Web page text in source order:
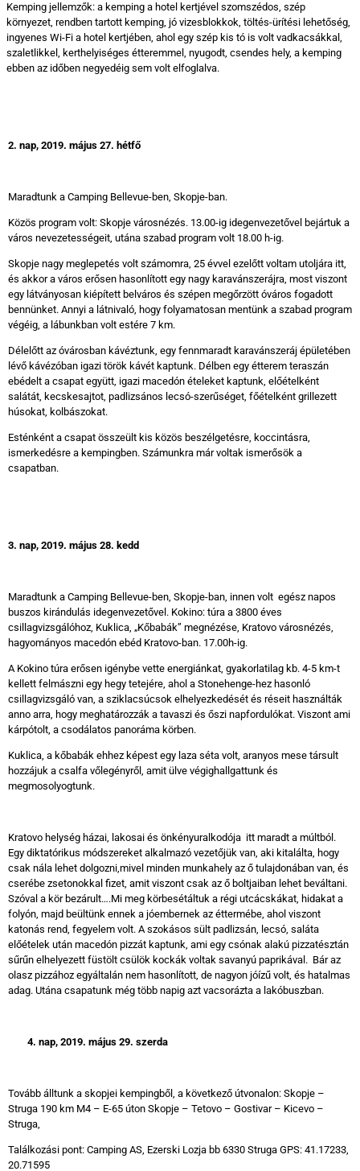
Kemping jellemzők: a kemping a hotel kertjével szomszédos, szép
környezet, rendben tartott kemping, jó vizesblokkok, töltés-ürítési lehetőség,
ingyenes Wi-Fi a hotel kertjében, ahol egy szép kis tó is volt vadkacsákkal,
szaletlikkel, kerthelyiséges étteremmel, nyugodt, csendes hely, a kemping
ebben az időben negyedéig sem volt elfoglalva.
2. nap, 2019. május 27. hétfő
Maradtunk a Camping Bellevue-ben, Skopje-ban.
Közös program volt: Skopje városnézés. 13.00-ig idegenvezetővel bejártuk a
város nevezetességeit, utána szabad program volt 18.00 h-ig.
Skopje nagy meglepetés volt számomra, 25 évvel ezelőtt voltam utoljára itt,
és akkor a város erősen hasonlított egy nagy karavánszerájra, most viszont
egy látványosan kiépített belváros és szépen megőrzött óváros fogadott
bennünket. Annyi a látnivaló, hogy folyamatosan mentünk a szabad program
végéig, a lábunkban volt estére 7 km.
Délelőtt az óvárosban kávéztunk, egy fennmaradt karavánszeráj épületében
lévő kávézóban igazi török kávét kaptunk. Délben egy étterem teraszán
ebédelt a csapat együtt, igazi macedón ételeket kaptunk, előételként
salátát, kecskesajtot, padlizsános lecsó-szerűséget, főételként grillezett
húsokat, kolbászokat.
Esténként a csapat összeült kis közös beszélgetésre, koccintásra,
ismerkedésre a kempingben. Számunkra már voltak ismerősök a
csapatban.
3. nap, 2019. május 28. kedd
Maradtunk a Camping Bellevue-ben, Skopje-ban, innen volt egész napos
buszos kirándulás idegenvezetővel. Kokino: túra a 3800 éves
csillagvizsgálóhoz, Kuklica, „Kőbabák” megnézése, Kratovo városnézés,
hagyományos macedón ebéd Kratovo-ban. 17.00h-ig.
A Kokino túra erősen igénybe vette energiánkat, gyakorlatilag kb. 4-5 km-t
kellett felmászni egy hegy tetejére, ahol a Stonehenge-hez hasonló
csillagvizsgáló van, a sziklacsúcsok elhelyezkedését és réseit használták
anno arra, hogy meghatározzák a tavaszi és őszi napfordulókat. Viszont ami
kárpótolt, a csodálatos panoráma körben.
Kuklica, a kőbabák ehhez képest egy laza séta volt, aranyos mese társult
hozzájuk a csalfa vőlegényről, amit ülve végighallgattunk és
megmosolyogtunk.
Kratovo helység házai, lakosai és önkényuralkodója itt maradt a múltból.
Egy diktatórikus módszereket alkalmazó vezetőjük van, aki kitalálta, hogy
csak nála lehet dolgozni,mivel minden munkahely az ő tulajdonában van, és
cserébe zsetonokkal fizet, amit viszont csak az ő boltjaiban lehet beváltani.
Szóval a kör bezárult….Mi meg körbesétáltuk a régi utcácskákat, hidakat a
folyón, majd beültünk ennek a jóembernek az éttermébe, ahol viszont
katonás rend, fegyelem volt. A szokásos sült padlizsán, lecsó, saláta
előételek után macedón pizzát kaptunk, ami egy csónak alakú pizzatésztán
sűrűn elhelyezett füstölt csülök kockák voltak savanyú paprikával. Bár az
olasz pizzához egyáltalán nem hasonlított, de nagyon jóízű volt, és hatalmas
adag. Utána csapatunk még több napig azt vacsorázta a lakóbuszban.
4. nap, 2019. május 29. szerda
Tovább álltunk a skopjei kempingből, a következő útvonalon: Skopje –
Struga 190 km M4 – E-65 úton Skopje – Tetovo – Gostivar – Kicevo –
Struga,
Találkozási pont: Camping AS, Ezerski Lozja bb 6330 Struga GPS: 41.17233,
20.71595